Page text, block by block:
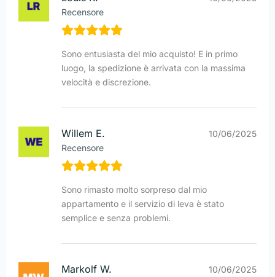
Recensore
Sono entusiasta del mio acquisto! E in primo
luogo, la spedizione è arrivata con la massima
velocità e discrezione.
Willem E.
Recensore
10/06/2025
Sono rimasto molto sorpreso dal mio
appartamento e il servizio di leva è stato
semplice e senza problemi.
Markolf W. 10/06/2025